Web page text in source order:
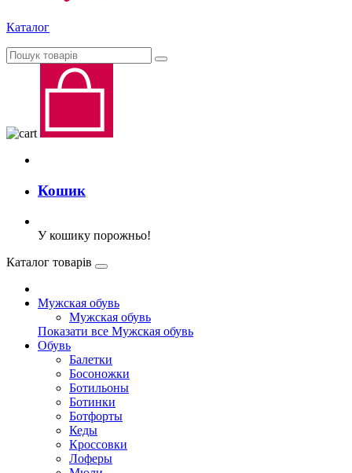
Каталог
Кошик
У кошику порожньо!
Каталог товарів
Мужская обувь
Мужская обувь
Показати все Мужская обувь
Обувь
Балетки
Босоножки
Ботильоны
Ботинки
Ботфорты
Кеды
Кроссовки
Лоферы